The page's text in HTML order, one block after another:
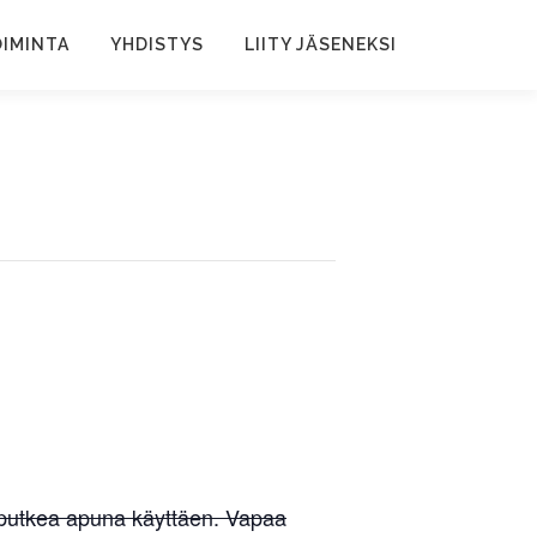
YHDISTYS LIITY JÄSENEKSI
apuna käyttäen. Vapaa